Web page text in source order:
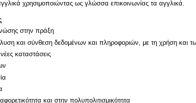
στην πράξη
και σύνθεση δεδομένων και πληροφοριών, με τη χρήση και
καταστάσεις
και στην πολυπολιτισμικότητα